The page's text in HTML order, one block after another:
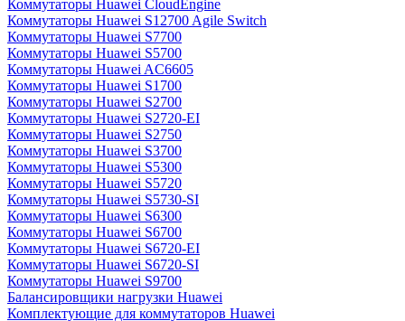
Коммутаторы Huawei CloudEngine
Коммутаторы Huawei S12700 Agile Switch
Коммутаторы Huawei S7700
Коммутаторы Huawei S5700
Коммутаторы Huawei AC6605
Коммутаторы Huawei S1700
Коммутаторы Huawei S2700
Коммутаторы Huawei S2720-EI
Коммутаторы Huawei S2750
Коммутаторы Huawei S3700
Коммутаторы Huawei S5300
Коммутаторы Huawei S5720
Коммутаторы Huawei S5730-SI
Коммутаторы Huawei S6300
Коммутаторы Huawei S6700
Коммутаторы Huawei S6720-EI
Коммутаторы Huawei S6720-SI
Коммутаторы Huawei S9700
Балансировщики нагрузки Huawei
Комплектующие для коммутаторов Huawei